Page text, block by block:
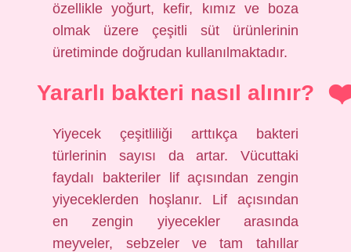
özellikle yoğurt, kefir, kımız ve boza
olmak üzere çeşitli süt ürünlerinin
üretiminde doğrudan kullanılmaktadır.
Yararlı bakteri nasıl alınır?
Yiyecek çeşitliliği arttıkça bakteri
türlerinin sayısı da artar. Vücuttaki
faydalı bakteriler lif açısından zengin
yiyeceklerden hoşlanır. Lif açısından
en zengin yiyecekler arasında
meyveler, sebzeler ve tam tahıllar